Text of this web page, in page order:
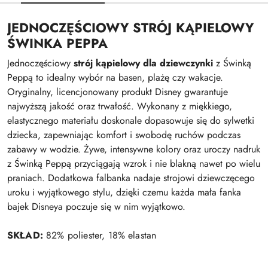
JEDNOCZĘŚCIOWY STRÓJ KĄPIELOWY
ŚWINKA PEPPA
Jednoczęściowy strój kąpielowy dla dziewczynki z Świnką
Peppą to idealny wybór na basen, plażę czy wakacje.
Oryginalny, licencjonowany produkt Disney gwarantuje
najwyższą jakość oraz trwałość. Wykonany z miękkiego,
elastycznego materiału doskonale dopasowuje się do sylwetki
dziecka, zapewniając komfort i swobodę ruchów podczas
zabawy w wodzie. Żywe, intensywne kolory oraz uroczy nadruk
z Świnką Peppą przyciągają wzrok i nie blakną nawet po wielu
praniach. Dodatkowa falbanka nadaje strojowi dziewczęcego
uroku i wyjątkowego stylu, dzięki czemu każda mała fanka
bajek Disneya poczuje się w nim wyjątkowo.
SKŁAD: 82% poliester, 18% elastan